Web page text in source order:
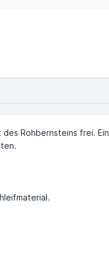
Rohbernsteins frei. Ein